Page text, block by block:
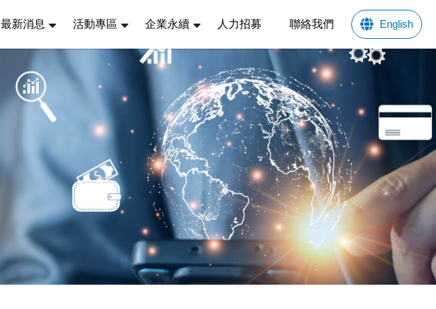
最新消息 活動專區 企業永續 人力招募 聯絡我們 English